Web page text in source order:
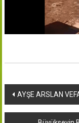
Yazı
dolaşımı
AYŞE ARSLAN